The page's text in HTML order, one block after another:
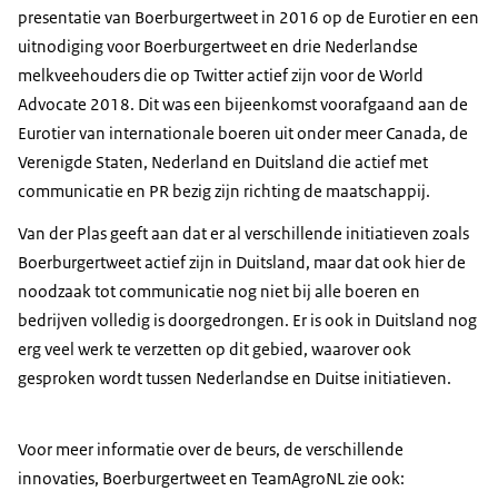
presentatie van Boerburgertweet in 2016 op de Eurotier en een
uitnodiging voor Boerburgertweet en drie Nederlandse
melkveehouders die op Twitter actief zijn voor de World
Advocate 2018. Dit was een bijeenkomst voorafgaand aan de
Eurotier van internationale boeren uit onder meer Canada, de
Verenigde Staten, Nederland en Duitsland die actief met
communicatie en PR bezig zijn richting de maatschappij.
Van der Plas geeft aan dat er al verschillende initiatieven zoals
Boerburgertweet actief zijn in Duitsland, maar dat ook hier de
noodzaak tot communicatie nog niet bij alle boeren en
bedrijven volledig is doorgedrongen. Er is ook in Duitsland nog
erg veel werk te verzetten op dit gebied, waarover ook
gesproken wordt tussen Nederlandse en Duitse initiatieven.
Voor meer informatie over de beurs, de verschillende
innovaties, Boerburgertweet en TeamAgroNL zie ook: